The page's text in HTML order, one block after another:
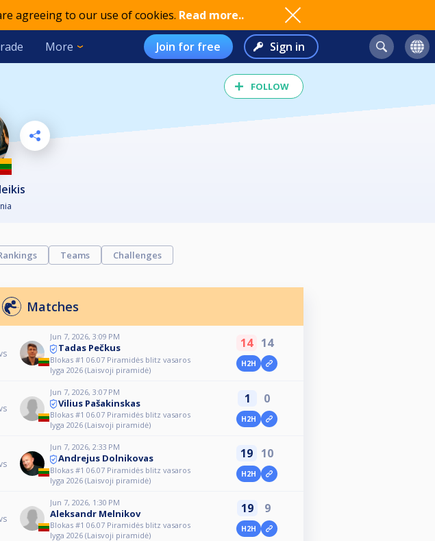
agreeing to our use of cookies. Read more..
More Join for free Sign in
FOLLOW
Teams Challenges
Matches
Jun 7, 2026, 3:09 PM
Tadas Pečkus
Blokas #1 06.07 Piramidės blitz vasaros
lyga 2026 (Laisvoji piramidė)
14 14
H2H
Jun 7, 2026, 3:07 PM
Vilius Pašakinskas
Blokas #1 06.07 Piramidės blitz vasaros
lyga 2026 (Laisvoji piramidė)
1 0
H2H
Jun 7, 2026, 2:33 PM
Andrejus Dolnikovas
Blokas #1 06.07 Piramidės blitz vasaros
lyga 2026 (Laisvoji piramidė)
19 10
H2H
Jun 7, 2026, 1:30 PM
Aleksandr Melnikov
Blokas #1 06.07 Piramidės blitz vasaros
lyga 2026 (Laisvoji piramidė)
19 9
H2H